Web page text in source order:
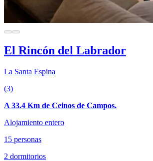
El Rincón del Labrador
La Santa Espina
(3)
A 33.4 Km de Ceinos de Campos.
Alojamiento entero
15 personas
2 dormitorios